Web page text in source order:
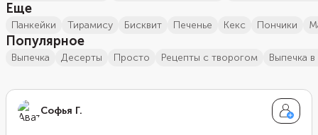
Еще
панкейки тирамису бисквит печенье кекс пончики
Популярное
выпечка десерты просто Рецепты с творогом выпечка
Софья Г.